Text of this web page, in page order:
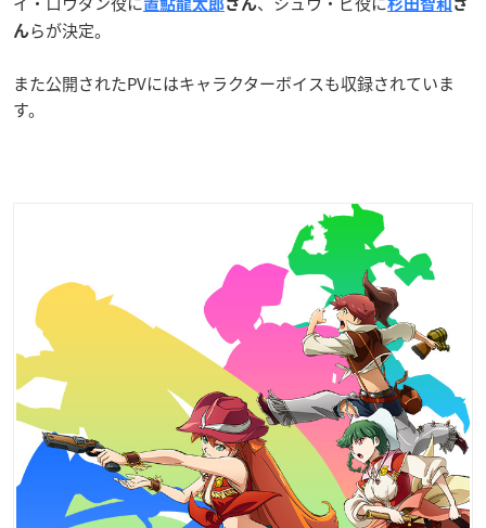
置鮎龍太郎さん 杉田智和 さ
んらが決定。
また公開されたPVにはキャラクターボイスも収録されていま
す。